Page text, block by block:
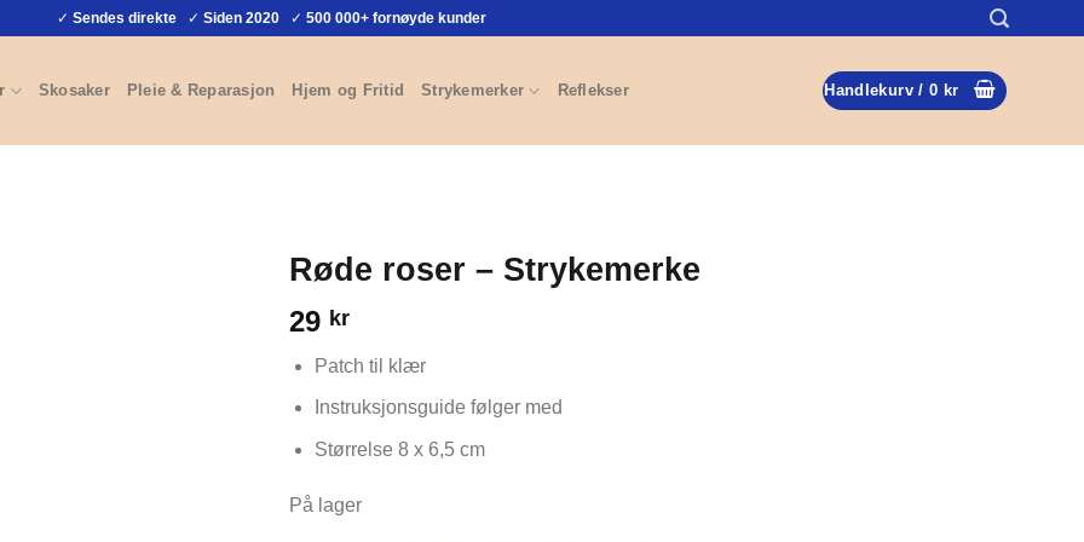
✓ Sendes direkte✓ Siden 2020✓ 500 000+ fornøyde kunder
Skosaker Pleie & Reparasjon Hjem og Fritid Strykemerker Reflekser Handlekurv /0 kr
Røde roser – Strykemerke
29 kr
Patch til klær
Instruksjonsguide følger med
Størrelse 8 x 6,5 cm
På lager